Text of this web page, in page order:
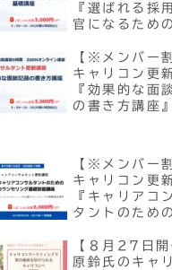
『選ばれる採
官になるため
11/28開催】
【※メンバー
キャリコン更
『効果的な面
の書き方講座』
【※メンバー
キャリコン更
『キャリアコ
タントのため
講座』【9月
日開催】
【８月27日開
原鈴氏のキャ